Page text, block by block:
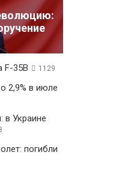
F-35B 1129
2,9% в июле
Украине
погибли